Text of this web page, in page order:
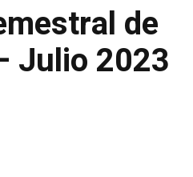
de
Julio 2023